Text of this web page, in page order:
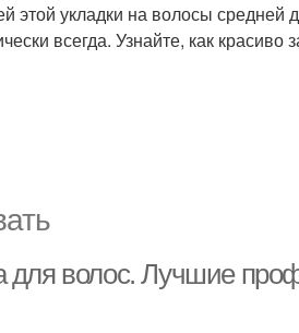
этой укладки на волосы средней
всегда. Узнайте, как
волос. Лучшие